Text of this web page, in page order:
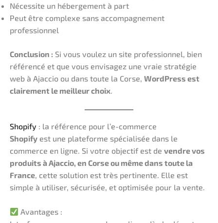
Nécessite un hébergement à part
Peut être complexe sans accompagnement
professionnel
Conclusion : Si vous voulez un site professionnel, bien
référencé et que vous envisagez une vraie stratégie
web à Ajaccio ou dans toute la Corse, WordPress est
clairement le meilleur choix.
Shopify : la référence pour l’e-commerce
Shopify est une plateforme spécialisée dans le
commerce en ligne. Si votre objectif est de vendre vos
produits à Ajaccio, en Corse ou même dans toute la
France , cette solution est très pertinente. Elle est
simple à utiliser, sécurisée, et optimisée pour la vente.
Avantages :